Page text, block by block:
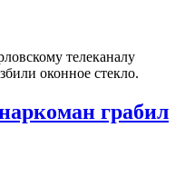
телеканалу
оконное стекло.
грабил